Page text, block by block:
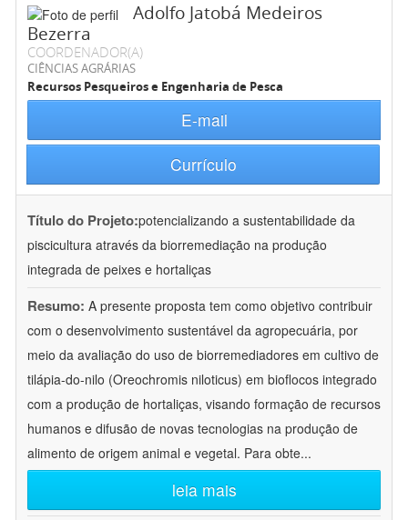
Adolfo Jatobá Medeiros
Bezerra
COORDENADOR(A)
CIÊNCIAS AGRÁRIAS
Recursos Pesqueiros e Engenharia de Pesca
E-mail
Currículo
Título do Projeto:potencializando a sustentabilidade da
piscicultura através da biorremediação na produção
integrada de peixes e hortaliças
Resumo: A presente proposta tem como objetivo contribuir
com o desenvolvimento sustentável da agropecuária, por
meio da avaliação do uso de biorremediadores em cultivo de
tilápia-do-nilo (Oreochromis niloticus) em bioflocos integrado
com a produção de hortaliças, visando formação de recursos
humanos e difusão de novas tecnologias na produção de
alimento de origem animal e vegetal. Para obte...
leia mais